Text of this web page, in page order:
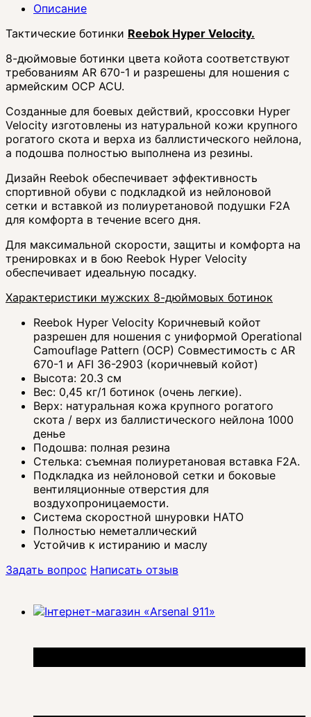
Описание
Тактические ботинки Reebok Hyper Velocity.
8-дюймовые ботинки цвета койота соответствуют
требованиям AR 670-1 и разрешены для ношения с
армейским OCP ACU.
Созданные для боевых действий, кроссовки Hyper
Velocity изготовлены из натуральной кожи крупного
рогатого скота и верха из баллистического нейлона,
а подошва полностью выполнена из резины.
Дизайн Reebok обеспечивает эффективность
спортивной обуви с подкладкой из нейлоновой
сетки и вставкой из полиуретановой подушки F2A
для комфорта в течение всего дня.
Для максимальной скорости, защиты и комфорта на
тренировках и в бою Reebok Hyper Velocity
обеспечивает идеальную посадку.
Характеристики мужских 8-дюймовых ботинок
Reebok Hyper Velocity Коричневый койот
разрешен для ношения с униформой Operational
Camouflage Pattern (OCP) Совместимость с AR
670-1 и AFI 36-2903 (коричневый койот)
Высота: 20.3 см
Вес: 0,45 кг/1 ботинок (очень легкие).
Верх: натуральная кожа крупного рогатого
скота / верх из баллистического нейлона 1000
денье
Подошва: полная резина
Стелька: съемная полиуретановая вставка F2A.
Подкладка из нейлоновой сетки и боковые
вентиляционные отверстия для
воздухопроницаемости.
Система скоростной шнуровки НАТО
Полностью неметаллический
Устойчив к истиранию и маслу
Задать вопрос Написать отзыв